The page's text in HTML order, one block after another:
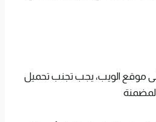
موقع الويب، يجب تجنب تحميل